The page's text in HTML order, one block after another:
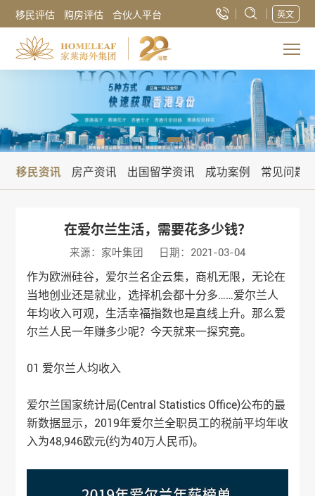
移民评估 购房评估 合伙人平台 英文
移民资讯 房产资讯 出国留学资讯 成功案例 常见问题
在爱尔兰生活，需要花多少钱？
来源：家叶集团 日期：2021-03-04
作为欧洲硅谷，爱尔兰名企云集，商机无限，无论在
当地创业还是就业，选择机会都十分多……爱尔兰人
年均收入可观，生活幸福指数也是直线上升。那么爱
尔兰人民一年赚多少呢？今天就来一探究竟。
01 爱尔兰人均收入
爱尔兰国家统计局(Central Statistics Office)公布的最
新数据显示，2019年爱尔兰全职员工的税前平均年收
入为48,946欧元(约为40万人民币)。